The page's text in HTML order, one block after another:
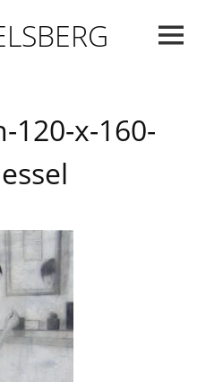
120-x-160-